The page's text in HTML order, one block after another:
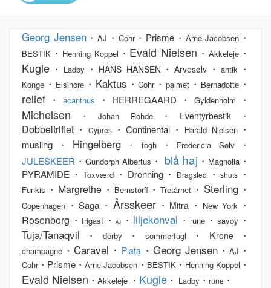
Georg Jensen・AJ ・ Cohr・Prisme・ Arne Jacobsen ・
BESTIK ・ Henning Koppel ・ Evald Nielsen ・Akkeleje ・
Kugle ・ Ladby ・ HANS HANSEN ・Arvesølv ・antik ・
Konge ・ Elsinore・ Kaktus ・Cohr・palmet ・ Bernadotte ・
relief ・ acanthus ・HERREGAARD・Gyldenholm ・
Michelsen ・ Johan Rohde・ Eventyrbestik ・
Dobbeltriflet ・ Cypres・Continental・ Harald Nielsen・
musling・ Hingelberg ・ fogh・ Fredericia Sølv・
JULESKEER ・ Gundorph Albertus ・ blå haj ・ Magnolia ・
PYRAMIDE・Toxværd ・Dronning・ Dragsted ・shuts ・
Funkis ・ Margrethe・ Bernstorff・Tretårnet ・ Sterling ・
Copenhagen ・Saga・ Årsskeer・ Mitra ・ New York ・
Rosenborg ・frigast ・AJ ・ liljekonval ・ rune ・savoy ・
Tuja/Tanaqvil ・ derby ・ sommerfugl ・ Krone・
champagne ・Caravel・ Plata ・ Georg Jensen・ AJ ・
Cohr・Prisme・Arne Jacobsen ・ BESTIK・ Henning Koppel ・
Evald Nielsen ・ Akkeleje ・ Kugle ・ Ladby ・ rune ・